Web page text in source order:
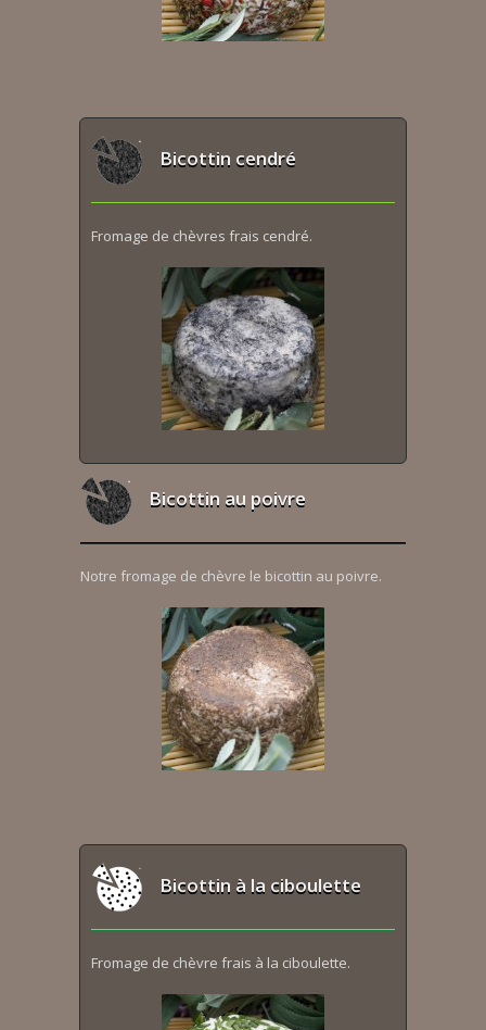
Bicottin cendré
Fromage de chèvres frais cendré.
Bicottin au poivre
Notre fromage de chèvre le bicottin au poivre.
Bicottin à la ciboulette
Fromage de chèvre frais à la ciboulette.